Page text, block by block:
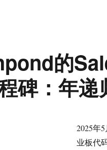
的
碑：年
2025年
业板代